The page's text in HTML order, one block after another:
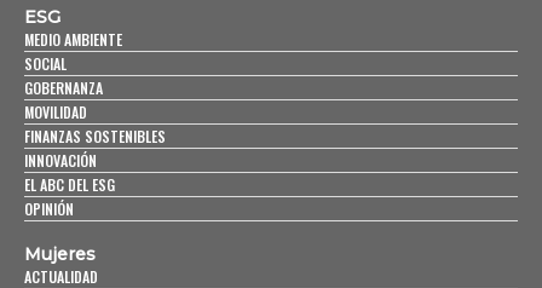
ESG
MEDIO AMBIENTE
SOCIAL
GOBERNANZA
MOVILIDAD
FINANZAS SOSTENIBLES
INNOVACIÓN
EL ABC DEL ESG
OPINIÓN
Mujeres
ACTUALIDAD